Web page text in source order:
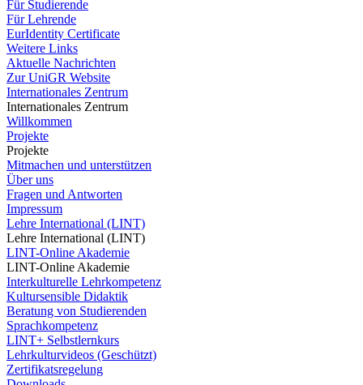
Für Studierende
Für Lehrende
EurIdentity Certificate
Weitere Links
Aktuelle Nachrichten
Zur UniGR Website
Internationales Zentrum
Internationales Zentrum
Willkommen
Projekte
Projekte
Mitmachen und unterstützen
Über uns
Fragen und Antworten
Impressum
Lehre International (LINT)
Lehre International (LINT)
LINT-Online Akademie
LINT-Online Akademie
Interkulturelle Lehrkompetenz
Kultursensible Didaktik
Beratung von Studierenden
Sprachkompetenz
LINT+ Selbstlernkurs
Lehrkulturvideos (Geschützt)
Zertifikatsregelung